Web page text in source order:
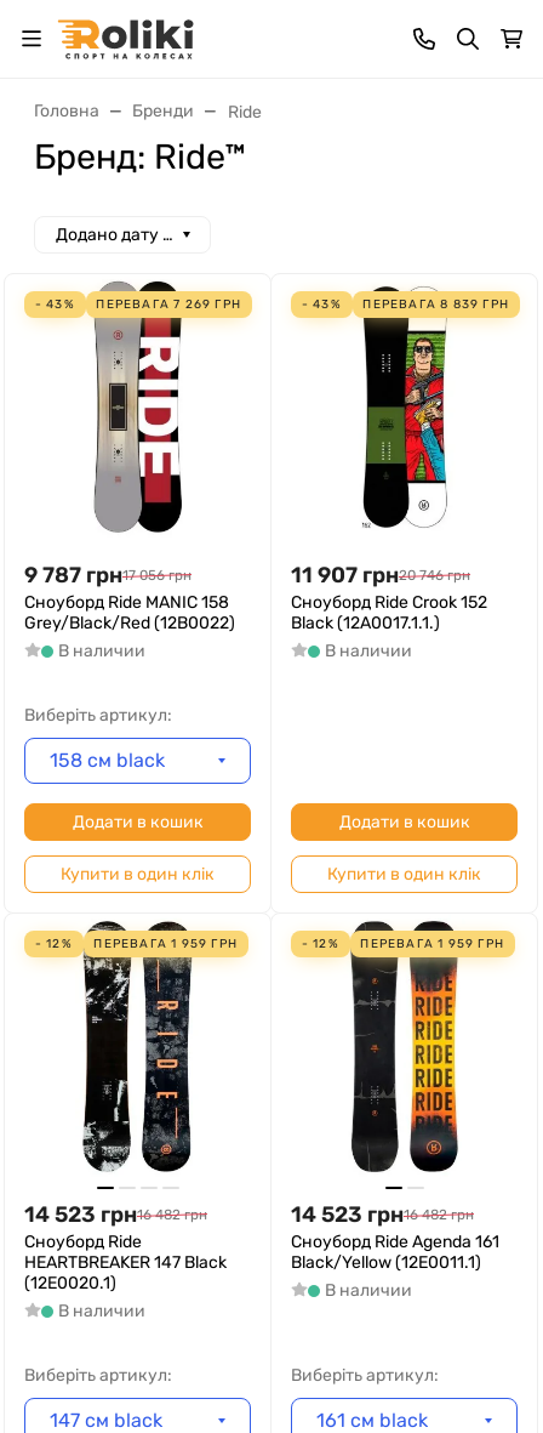
Головна Бренди Ride
Бренд: Ride™
Додано дату спад
- 43% ПЕРЕВАГА7 269 ГРН
9 787 грн17 056 грн
Сноуборд Ride MANIC 158
Grey/Black/Red (12B0022)
В наличии
Виберіть артикул:
158 см black
Додати в кошик
Купити в один клік
- 43% ПЕРЕВАГА8 839 ГРН
11 907 грн20 746 грн
Сноуборд Ride Crook 152
Black (12A0017.1.1.)
В наличии
Додати в кошик
Купити в один клік
- 12% ПЕРЕВАГА1 959 ГРН
14 523 грн16 482 грн
Сноуборд Ride
HEARTBREAKER 147 Black
(12E0020.1)
В наличии
Виберіть артикул:
147 см black
- 12% ПЕРЕВАГА1 959 ГРН
14 523 грн16 482 грн
Сноуборд Ride Agenda 161
Black/Yellow (12E0011.1)
В наличии
Виберіть артикул:
161 см black